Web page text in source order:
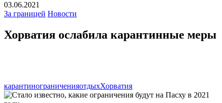
03.06.2021
За границей Новости
Хорватия ослабила карантинные меры
карантинограниченияотдыхХорватия